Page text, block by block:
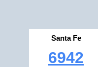
Santa Fe
6942